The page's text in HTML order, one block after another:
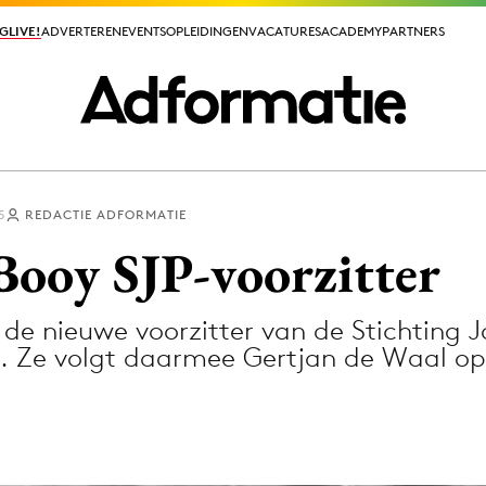
ADVERTERENEVENTSOPLEIDINGENVACATURESACADEMYPARTNERS
ADVERTERENEVENTSOPLEIDINGENVACATURESACADEMYPARTNERS
REDACTIE ADFORMATIE
SJP-voorzitter
nieuwe voorzitter van de Stichting
Ze volgt daarmee Gertjan de Waal